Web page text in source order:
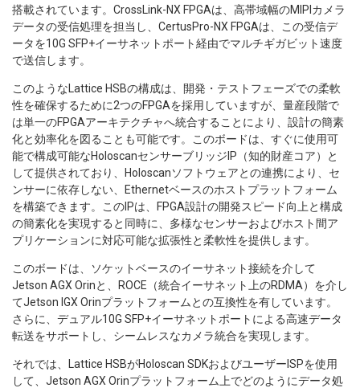
搭載されています。CrossLink-NX FPGAは、高帯域幅のMIPIカメラ
データの受信処理を担当し、CertusPro-NX FPGAは、この受信デ
ータを10G SFP+イーサネットポート経由でマルチギガビット速度
で送信します。
このようなLattice HSBの構成は、開発・テストフェーズでの柔軟
性を確保するために2つのFPGAを採用していますが、量産段階で
は単一のFPGAアーキテクチャへ統合することにより、設計の簡素
化と効率化を図ることも可能です。このボードは、すぐに使用可
能で構成可能なHoloscanセンサーブリッジIP（知的財産コア）と
して提供されており、Holoscanソフトウェアとの連携により、セ
ンサーに依存しない、Ethernetベースのホストプラットフォーム
を構築できます。このIPは、FPGA設計の開発スピード向上と構成
の簡素化を実現すると同時に、多様なセンサーおよびホスト間ア
プリケーションに対応可能な拡張性と柔軟性を提供します。
このボードは、ソケットベースのイーサネット接続を介して
Jetson AGX Orinと、ROCE（統合イーサネット上のRDMA）を介し
てJetson IGX Orinプラットフォームとの互換性を有しています。
さらに、デュアル10G SFP+イーサネットポートによる高速データ
転送をサポートし、シームレスなカメラ統合を実現します。
それでは、Lattice HSBがHoloscan SDKおよびユーザーISPを使用
して、Jetson AGX Orinプラットフォーム上でどのようにデータ処